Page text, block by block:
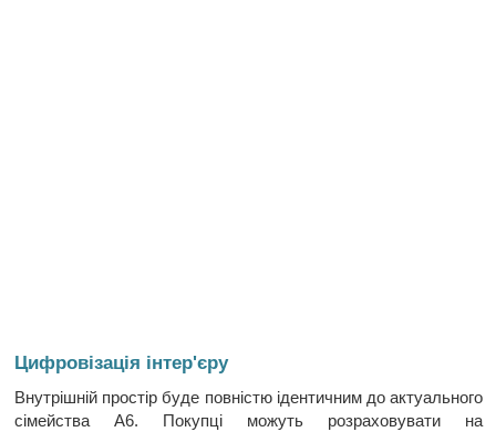
Цифровізація інтер'єру
Внутрішній простір буде повністю ідентичним до актуального
сімейства A6. Покупці можуть розраховувати на